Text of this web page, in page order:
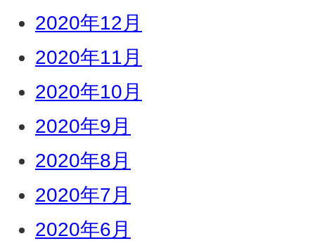
2020年12月
2020年11月
2020年10月
2020年9月
2020年8月
2020年7月
2020年6月